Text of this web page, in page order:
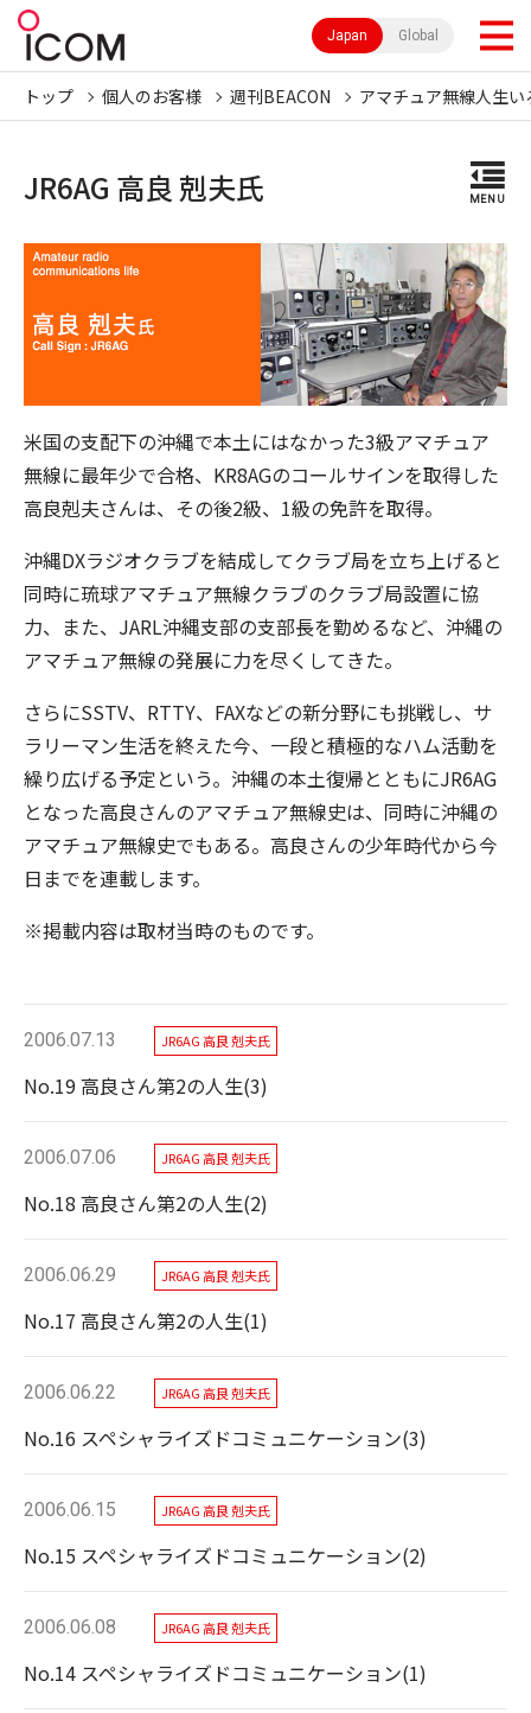
Japan Global
トップ 個人のお客様 週刊BEACON アマチュア無線人生い
JR6AG 高良 剋夫氏 MENU
米国の支配下の沖縄で本土にはなかった3級アマチュア
無線に最年少で合格、KR8AGのコールサインを取得した
高良剋夫さんは、その後2級、1級の免許を取得。
沖縄DXラジオクラブを結成してクラブ局を立ち上げると
同時に琉球アマチュア無線クラブのクラブ局設置に協
力、また、JARL沖縄支部の支部長を勤めるなど、沖縄の
アマチュア無線の発展に力を尽くしてきた。
さらにSSTV、RTTY、FAXなどの新分野にも挑戦し、サ
ラリーマン生活を終えた今、一段と積極的なハム活動を
繰り広げる予定という。沖縄の本土復帰とともにJR6AG
となった高良さんのアマチュア無線史は、同時に沖縄の
アマチュア無線史でもある。高良さんの少年時代から今
日までを連載します。
※掲載内容は取材当時のものです。
2006.07.13 JR6AG 高良 剋夫氏
No.19 高良さん第2の人生(3)
2006.07.06 JR6AG 高良 剋夫氏
No.18 高良さん第2の人生(2)
2006.06.29 JR6AG 高良 剋夫氏
No.17 高良さん第2の人生(1)
2006.06.22 JR6AG 高良 剋夫氏
No.16 スペシャライズドコミュニケーション(3)
2006.06.15 JR6AG 高良 剋夫氏
No.15 スペシャライズドコミュニケーション(2)
2006.06.08 JR6AG 高良 剋夫氏
No.14 スペシャライズドコミュニケーション(1)